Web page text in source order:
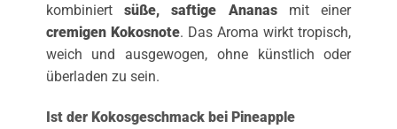
kombiniertsüße, saftige Ananasmit einer
cremigen Kokosnote. Das Aroma wirkt tropisch,
weich und ausgewogen, ohne künstlich oder
überladen zu sein.
Ist der Kokosgeschmack bei Pineapple